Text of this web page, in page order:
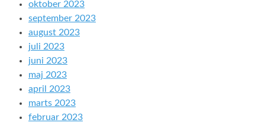
oktober 2023
september 2023
august 2023
juli 2023
juni 2023
maj 2023
april 2023
marts 2023
februar 2023